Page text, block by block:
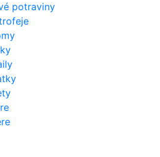
potraviny